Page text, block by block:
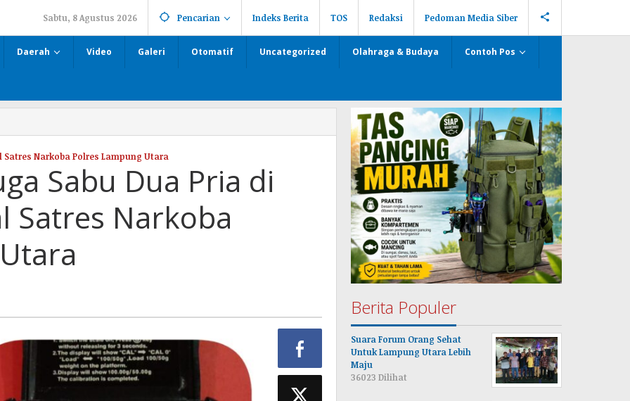
Sabtu, 8 Agustus 2026 Pencarian Indeks Berita TOS Redaksi Pedoman Media Siber
Daerah Video Galeri Otomatif Uncategorized Olahraga & Budaya Contoh Pos
Satres Narkoba Polres Lampung Utara
Sabu Dua Pria di
Satres Narkoba
Berita Populer
Suara Forum Orang Sehat
Untuk Lampung Utara Lebih
Maju
36023 Dilihat